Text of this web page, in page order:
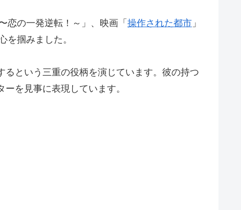
恋の一発逆転！～」、映画「 操作された都市 」
を掴みました。
という三重の役柄を演じています。彼の持つ
を見事に表現しています。